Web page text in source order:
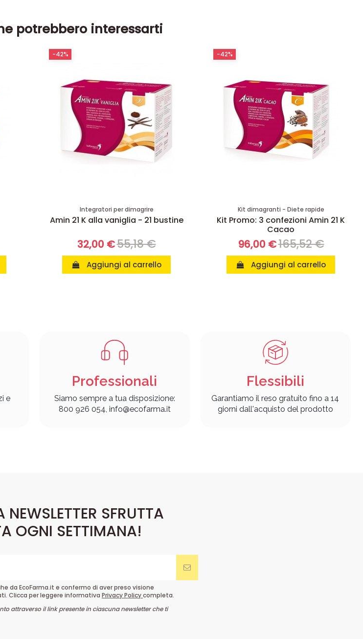
potrebbero interessarti
Integratori per dimagrire
Amin 21 K alla vaniglia - 21 bustine
32,00 €55,18 €
Aggiungi al carrello
-42%
Kit dimagranti - Diete rapide
Kit Promo: 3 confezioni Amin 21 K
Cacao
96,00 €165,52 €
Aggiungi al carrello
-42%
e
Professionali
Siamo sempre a tua disposizione:
800 926 054, info@ecofarma.it
Flessibili
Garantiamo il reso gratuito fino a 14
giorni dall'acquisto del prodotto
NEWSLETTER SFRUTTA
OGNI SETTIMANA!
da EcoFarma.it e confermo di aver preso visione
Clicca per leggere informativa Privacy Policycompleta.
attraverso il link presente in ciascuna newsletter che ti